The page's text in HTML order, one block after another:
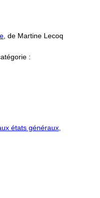
, de Martine Lecoq
:
états généraux,